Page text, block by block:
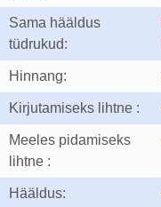
Sama hääldus
tüdrukud:
Hinnang:
Kirjutamiseks lihtne :
Meeles pidamiseks
lihtne :
Hääldus: